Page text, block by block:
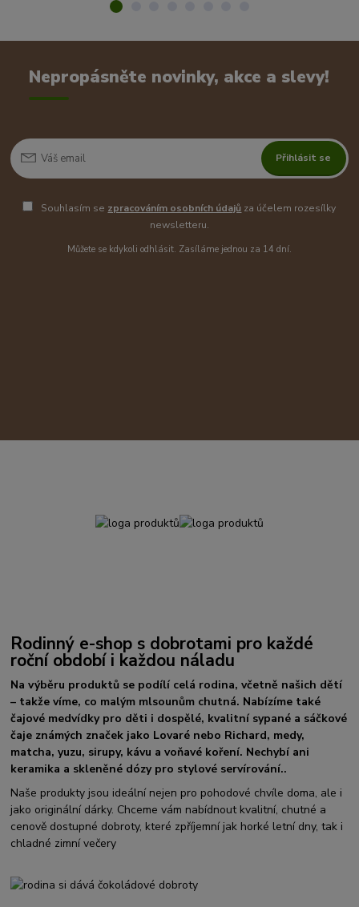
Nepropásněte novinky, akce a slevy!
Přihlásit se
Souhlasím se zpracováním osobních údajů za účelem rozesílky
newsletteru.
Můžete se kdykoli odhlásit. Zasíláme jednou za 14 dní.
Rodinný e-shop s dobrotami pro každé
roční období i každou náladu
Na výběru produktů se podílí celá rodina, včetně našich dětí
– takže víme, co malým mlsounům chutná. Nabízíme také
čajové medvídky pro děti i dospělé, kvalitní sypané a sáčkové
čaje známých značek jako Lovaré nebo Richard, medy,
matcha, yuzu, sirupy, kávu a voňavé koření. Nechybí ani
keramika a skleněné dózy pro stylové servírování..
Naše produkty jsou ideální nejen pro pohodové chvíle doma, ale i
jako originální dárky. Chceme vám nabídnout kvalitní, chutné a
cenově dostupné dobroty, které zpříjemní jak horké letní dny, tak i
chladné zimní večery